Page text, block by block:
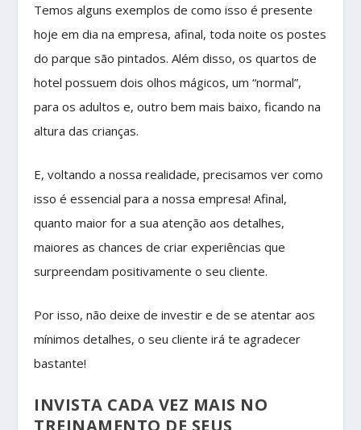
Temos alguns exemplos de como isso é presente
hoje em dia na empresa, afinal, toda noite os postes
do parque são pintados. Além disso, os quartos de
hotel possuem dois olhos mágicos, um “normal”,
para os adultos e, outro bem mais baixo, ficando na
altura das crianças.
E, voltando a nossa realidade, precisamos ver como
isso é essencial para a nossa empresa! Afinal,
quanto maior for a sua atenção aos detalhes,
maiores as chances de criar experiências que
surpreendam positivamente o seu cliente.
Por isso, não deixe de investir e de se atentar aos
mínimos detalhes, o seu cliente irá te agradecer
bastante!
INVISTA CADA VEZ MAIS NO
TREINAMENTO DE SEUS